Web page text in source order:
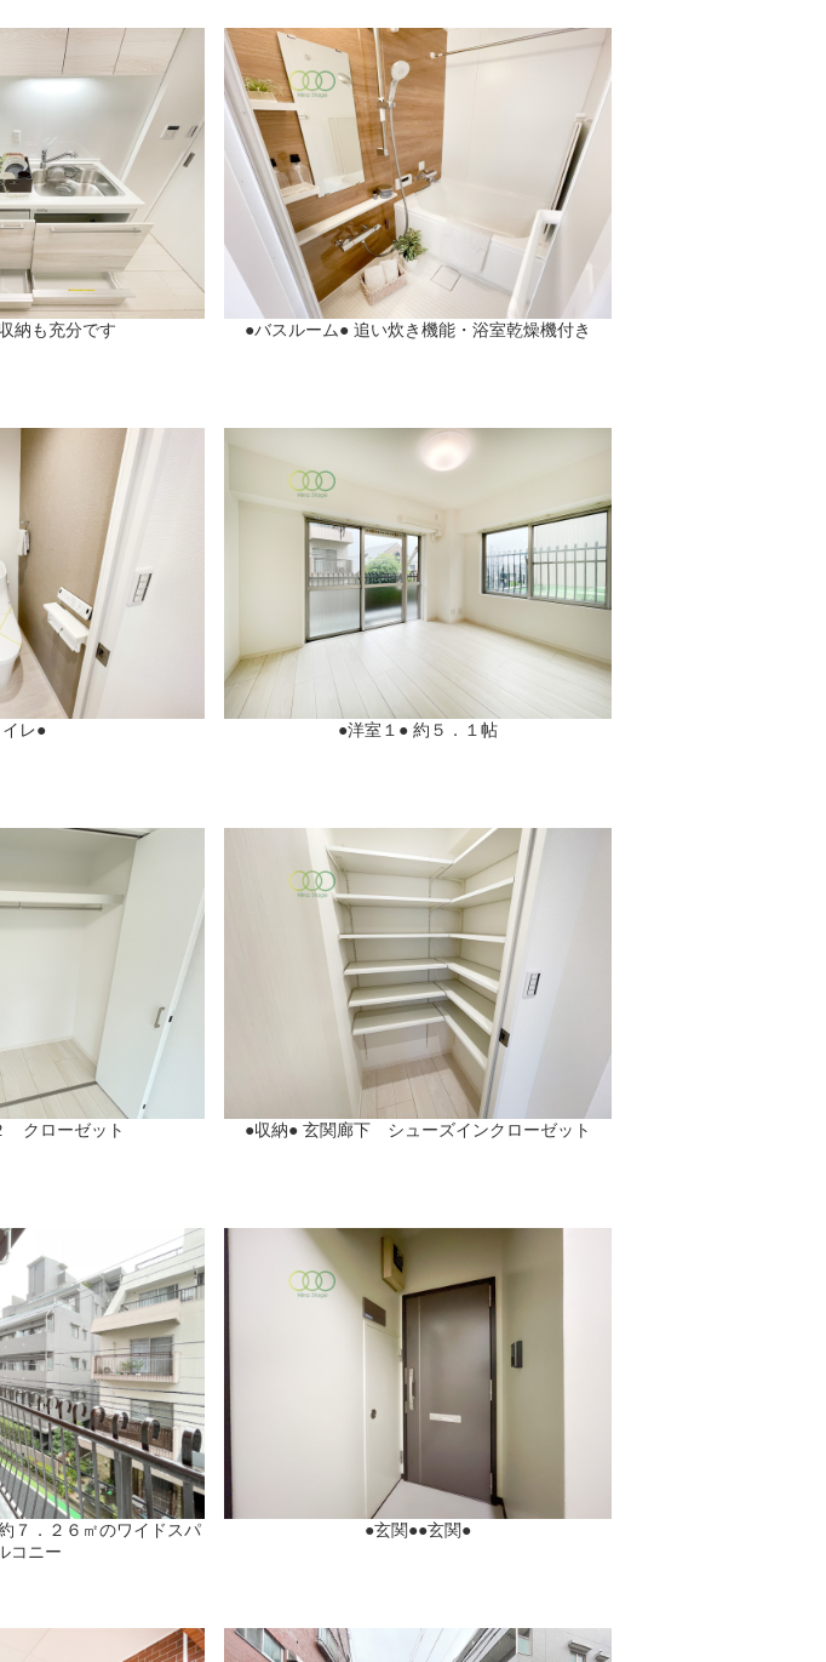
納も充分です ●バスルーム● 追い炊き機能・浴室乾燥機付き
レ● ●洋室１● 約５．１帖
クローゼット ●収納● 玄関廊下 シューズインクローゼット
７．２６㎡のワイドスパ
コニー
●玄関●●玄関●